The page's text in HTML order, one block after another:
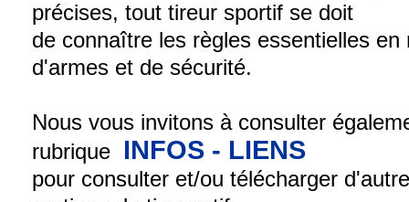
précises, tout tireur sportif se doit
de connaître les règles essentielles en
d'armes et de sécurité.
Nous vous invitons à consulter
rubrique INFOS - LIENS
pour consulter et/ou télécharger